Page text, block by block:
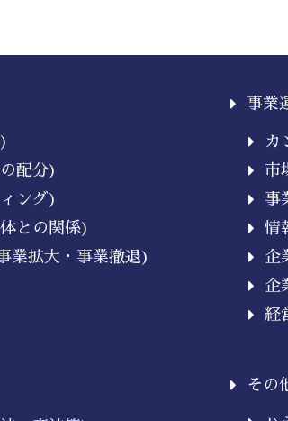
配分)
ング)
との関係)
拡大・事業撤退)
事業
カ
市
事
情
企
企
経
その